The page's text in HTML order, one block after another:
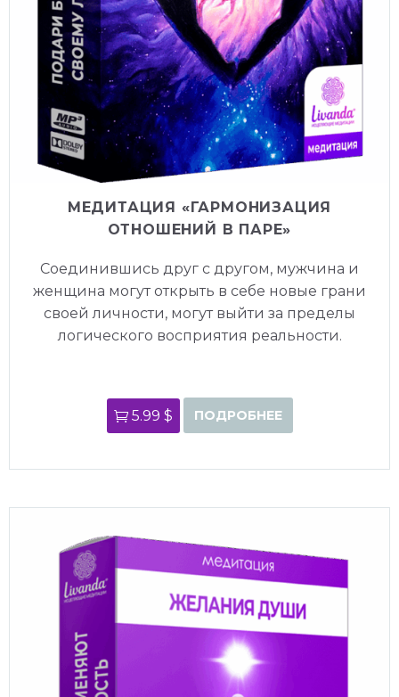
МЕДИТАЦИЯ «ГАРМОНИЗАЦИЯ
ОТНОШЕНИЙ В ПАРЕ»
Соединившись друг с другом, мужчина и
женщина могут открыть в себе новые грани
своей личности, могут выйти за пределы
логического восприятия реальности.
5.99 $ ПОДРОБНЕЕ